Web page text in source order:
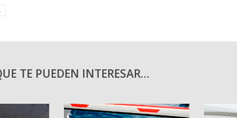
TE PUEDEN INTERESAR…